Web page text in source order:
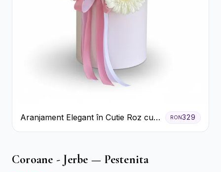
Aranjament Elegant în Cutie Roz cu
Trandafiri și Gerbera
RON329
Coroane - Jerbe — Pestenita